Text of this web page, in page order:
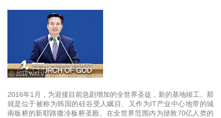
ⓒ 2016 WATV
2016年1月，为迎接目前急剧增加的全世界圣徒，新的基地竣工。那
就是位于被称为韩国的硅谷受人瞩目、又作为IT产业中心地带的城
南板桥的新耶路撒冷板桥圣殿。在全世界范围内为拯救70亿人类的